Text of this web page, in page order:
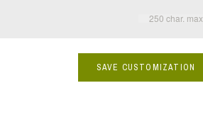
250 char. max
SAVE CUSTOMIZATION